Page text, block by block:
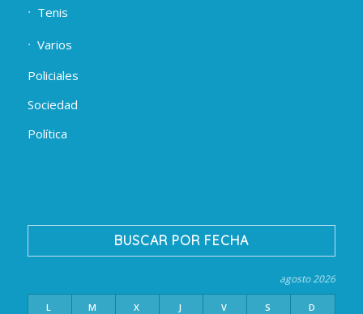
Tenis
Varios
Policiales
Sociedad
Política
BUSCAR POR FECHA
agosto 2026
L M X J V S D